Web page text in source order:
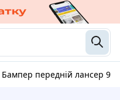
Бампер передній лансер 9